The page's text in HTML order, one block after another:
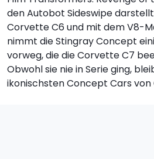
den Autobot Sideswipe
Corvette C6 und mit dem V8-
nimmt die Stingray Concept
vorweg, die die Corvette C7
Obwohl sie nie in Serie ging,
ikonischsten Concept Cars von